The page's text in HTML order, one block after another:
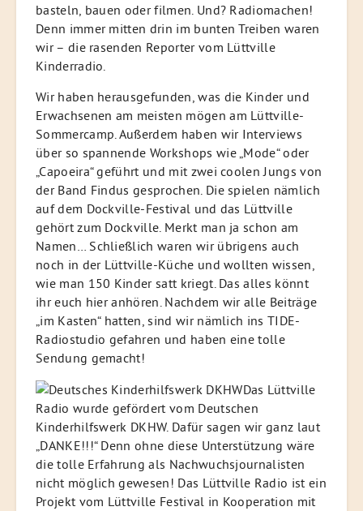
basteln, bauen oder filmen. Und? Radiomachen!
Denn immer mitten drin im bunten Treiben waren
wir – die rasenden Reporter vom Lüttville
Kinderradio.
Wir haben herausgefunden, was die Kinder und
Erwachsenen am meisten mögen am Lüttville-
Sommercamp. Außerdem haben wir Interviews
über so spannende Workshops wie „Mode“ oder
„Capoeira“ geführt und mit zwei coolen Jungs von
der Band Findus gesprochen. Die spielen nämlich
auf dem Dockville-Festival und das Lüttville
gehört zum Dockville. Merkt man ja schon am
Namen… Schließlich waren wir übrigens auch
noch in der Lüttville-Küche und wollten wissen,
wie man 150 Kinder satt kriegt. Das alles könnt
ihr euch hier anhören. Nachdem wir alle Beiträge
„im Kasten“ hatten, sind wir nämlich ins TIDE-
Radiostudio gefahren und haben eine tolle
Sendung gemacht!
Das Lüttville
Radio wurde gefördert vom Deutschen
Kinderhilfswerk DKHW. Dafür sagen wir ganz laut
„DANKE!!!“ Denn ohne diese Unterstützung wäre
die tolle Erfahrung als Nachwuchsjournalisten
nicht möglich gewesen! Das Lüttville Radio ist ein
Projekt vom Lüttville Festival in Kooperation mit